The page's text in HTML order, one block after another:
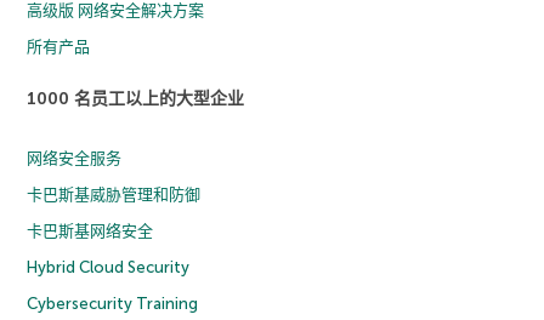
高级版 网络安全解决方案
所有产品
1000 名员工以上的大型企业
网络安全服务
卡巴斯基威胁管理和防御
卡巴斯基网络安全
Hybrid Cloud Security
Cybersecurity Training